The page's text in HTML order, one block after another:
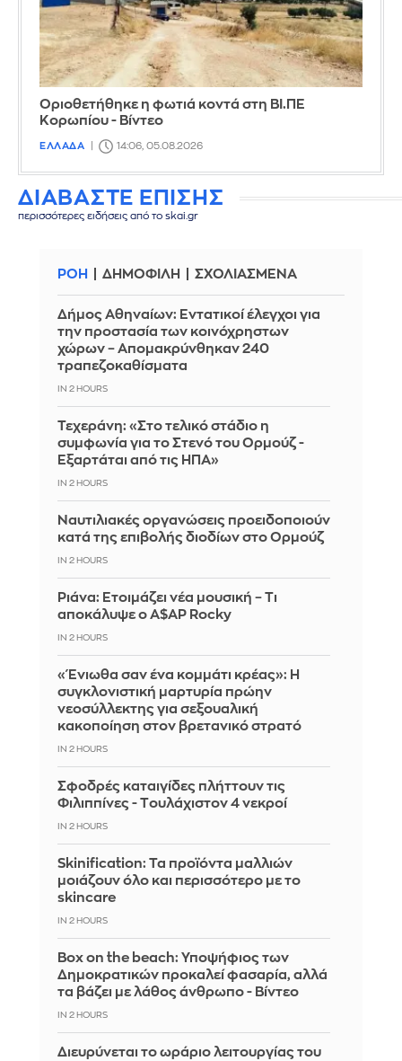
Οριοθετήθηκε η φωτιά κοντά στη ΒΙ.ΠΕ
Κορωπίου - Βίντεο
ΕΛΛΑΔΑ 14:06, 05.08.2026
ΔΙΑΒΑΣΤΕ ΕΠΙΣΗΣ
περισσότερες ειδήσεις από το skai.gr
ΡΟΗ ΔΗΜΟΦΙΛΗ ΣΧΟΛΙΑΣΜΕΝΑ
Δήμος Αθηναίων: Εντατικοί έλεγχοι για
την προστασία των κοινόχρηστων
χώρων – Απομακρύνθηκαν 240
τραπεζοκαθίσματα
IN 2 HOURS
Τεχεράνη: «Στο τελικό στάδιο η
συμφωνία για το Στενό του Ορμούζ -
Εξαρτάται από τις ΗΠΑ»
IN 2 HOURS
Ναυτιλιακές οργανώσεις προειδοποιούν
κατά της επιβολής διοδίων στο Ορμούζ
IN 2 HOURS
Ριάνα: Ετοιμάζει νέα μουσική – Τι
αποκάλυψε ο A$AP Rocky
IN 2 HOURS
«Ένιωθα σαν ένα κομμάτι κρέας»: Η
συγκλονιστική μαρτυρία πρώην
νεοσύλλεκτης για σεξουαλική
κακοποίηση στον βρετανικό στρατό
IN 2 HOURS
Σφοδρές καταιγίδες πλήττουν τις
Φιλιππίνες - Tουλάχιστον 4 νεκροί
IN 2 HOURS
Skinification: Τα προϊόντα μαλλιών
μοιάζουν όλο και περισσότερο με το
skincare
IN 2 HOURS
Box on the beach: Υποψήφιος των
Δημοκρατικών προκαλεί φασαρία, αλλά
τα βάζει με λάθος άνθρωπο - Βίντεο
IN 2 HOURS
Διευρύνεται το ωράριο λειτουργίας του